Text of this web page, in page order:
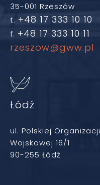
35-001 Rzeszów
t. +48 17 333 10 10
f. +48 17 333 10 11
rzeszow@gww.pl
Łódź
ul. Polskiej Organizacji
Wojskowej 16/1
90-255 Łódź